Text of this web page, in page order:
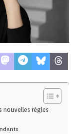
nouvelles règles